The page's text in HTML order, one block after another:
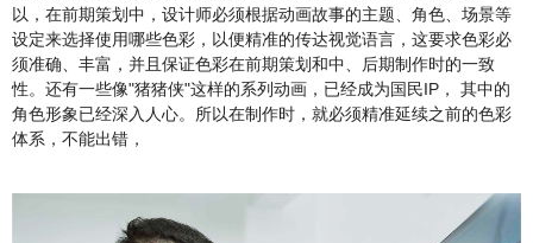
以，在前期策划中，设计师必须根据动画故事的主题、角色、场景等
设定来选择使用哪些色彩，以便精准的传达视觉语言，这要求色彩必
须准确、丰富，并且保证色彩在前期策划和中、后期制作时的一致
性。还有一些像"猪猪侠"这样的系列动画，已经成为国民IP， 其中的
角色形象已经深入人心。所以在制作时，就必须精准延续之前的色彩
体系，不能出错，